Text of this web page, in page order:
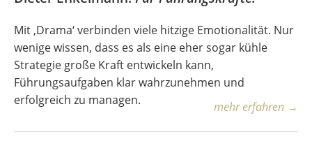
Mit ‚Drama‘ verbinden viele hitzige Emotionalität. Nur
wenige wissen, dass es als eine eher sogar kühle
Strategie große Kraft entwickeln kann,
Führungsaufgaben klar wahrzunehmen und
erfolgreich zu managen.
mehr erfahren →